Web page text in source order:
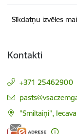
Sīkdatņu izvēles
Kontakti
+371 25462900
E-pasts:
"Smiltaiņi",